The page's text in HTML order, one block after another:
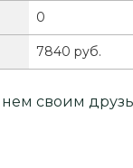
0
7840 руб.
нем своим